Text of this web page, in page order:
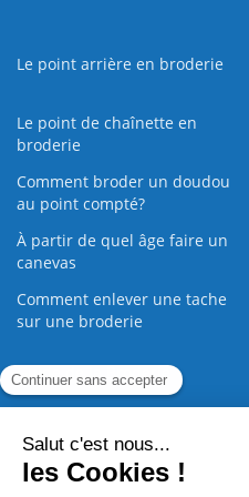
Le point arrière en broderie
Le point de chaînette en
broderie
Comment broder un doudou
au point compté?
À partir de quel âge faire un
canevas
Comment enlever une tache
sur une broderie
Guide de la Broderie